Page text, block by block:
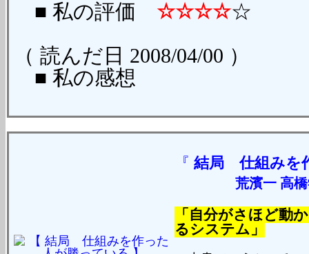
■ 私の評価 ☆☆☆☆☆
（ 読んだ日 2008/04/00 ）
■ 私の感想
『 結局 仕組みを
荒濱一 高
「自分がさほど動
るシステム」